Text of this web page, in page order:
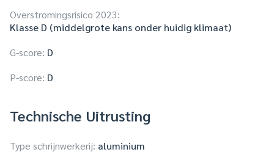
Overstromingsrisico 2023:
Klasse D (middelgrote kans onder huidig klimaat)
G-score: D
P-score: D
Technische Uitrusting
Type schrijnwerkerij: aluminium